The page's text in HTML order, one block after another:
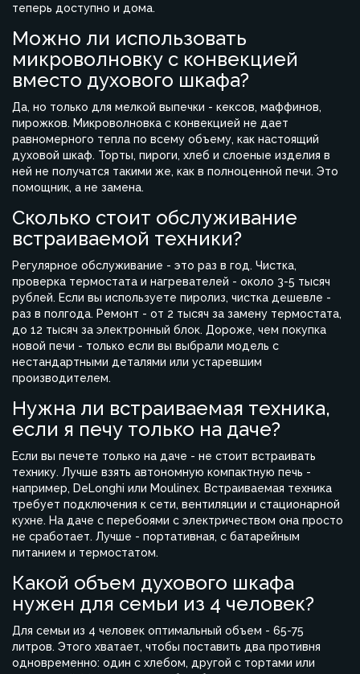
теперь доступно и дома.
Можно ли использовать
микроволновку с конвекцией
вместо духового шкафа?
Да, но только для мелкой выпечки - кексов, маффинов,
пирожков. Микроволновка с конвекцией не дает
равномерного тепла по всему объему, как настоящий
духовой шкаф. Торты, пироги, хлеб и слоеные изделия в
ней не получатся такими же, как в полноценной печи. Это
помощник, а не замена.
Сколько стоит обслуживание
встраиваемой техники?
Регулярное обслуживание - это раз в год. Чистка,
проверка термостата и нагревателей - около 3-5 тысяч
рублей. Если вы используете пиролиз, чистка дешевле -
раз в полгода. Ремонт - от 2 тысяч за замену термостата,
до 12 тысяч за электронный блок. Дороже, чем покупка
новой печи - только если вы выбрали модель с
нестандартными деталями или устаревшим
производителем.
Нужна ли встраиваемая техника,
если я печу только на даче?
Если вы печете только на даче - не стоит встраивать
технику. Лучше взять автономную компактную печь -
например, DeLonghi или Moulinex. Встраиваемая техника
требует подключения к сети, вентиляции и стационарной
кухне. На даче с перебоями с электричеством она просто
не сработает. Лучше - портативная, с батарейным
питанием и термостатом.
Какой объем духового шкафа
нужен для семьи из 4 человек?
Для семьи из 4 человек оптимальный объем - 65-75
литров. Этого хватает, чтобы поставить два противня
одновременно: один с хлебом, другой с тортами или